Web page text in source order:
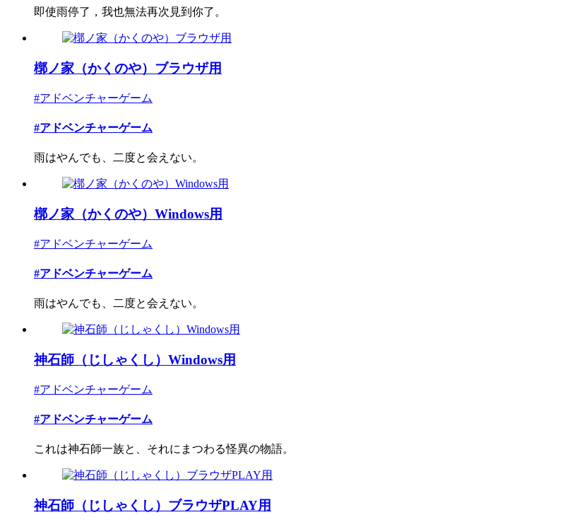
即使雨停了，我也無法再次見到你了。
槨ノ家（かくのや）ブラウザ用
#アドベンチャーゲーム
#アドベンチャーゲーム
雨はやんでも、二度と会えない。
槨ノ家（かくのや）Windows用
#アドベンチャーゲーム
#アドベンチャーゲーム
雨はやんでも、二度と会えない。
神石師（じしゃくし）Windows用
#アドベンチャーゲーム
#アドベンチャーゲーム
これは神石師一族と、それにまつわる怪異の物語。
神石師（じしゃくし）ブラウザPLAY用